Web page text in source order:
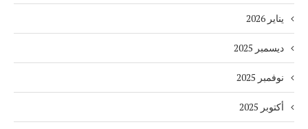
يناير 2026
ديسمبر 2025
نوفمبر 2025
أكتوبر 2025